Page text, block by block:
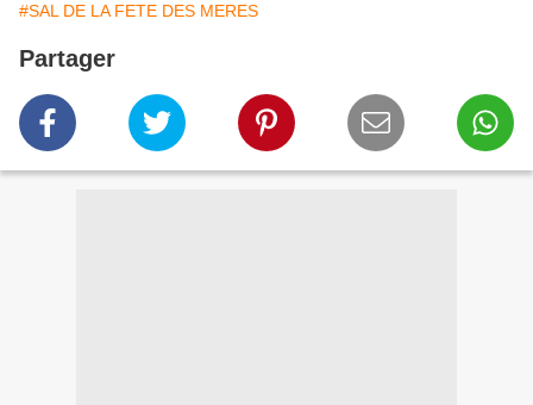
#SAL DE LA FETE DES MERES
Partager